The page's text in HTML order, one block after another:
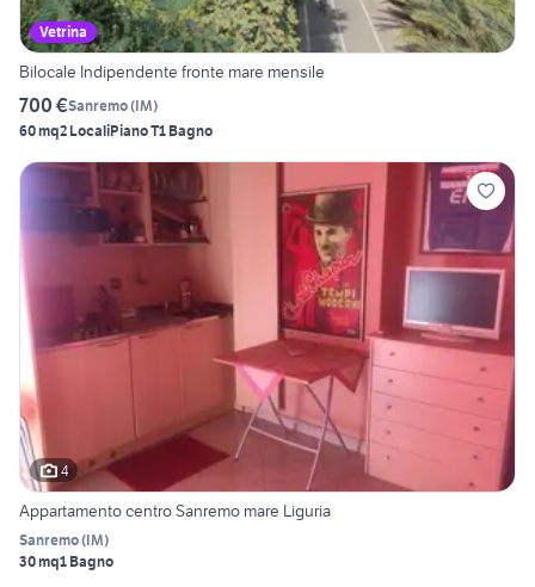
Vetrina
Bilocale Indipendente fronte mare mensile
700 €Sanremo(IM)
60 mq2 LocaliPiano T1 Bagno
4
Appartamento centro Sanremo mare Liguria
Sanremo(IM)
30 mq1 Bagno